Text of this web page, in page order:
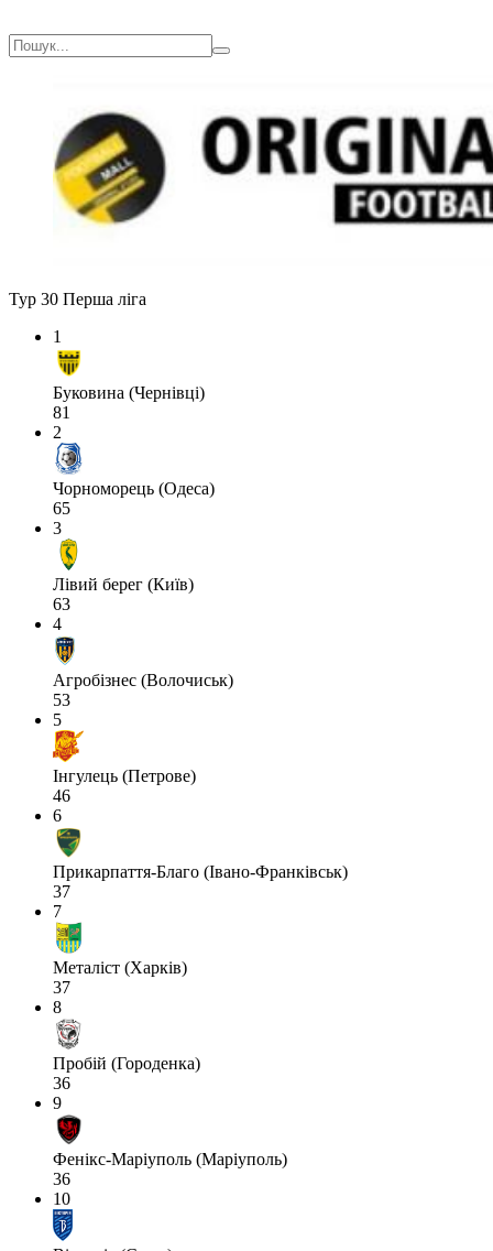
Тур 30 Перша ліга
1
Буковина (Чернівці)
81
2
Чорноморець (Одеса)
65
3
Лівий берег (Київ)
63
4
Агробізнес (Волочиськ)
53
5
Інгулець (Петрове)
46
6
Прикарпаття-Благо (Івано-Франківськ)
37
7
Металіст (Харків)
37
8
Пробій (Городенка)
36
9
Фенікс-Маріуполь (Маріуполь)
36
10